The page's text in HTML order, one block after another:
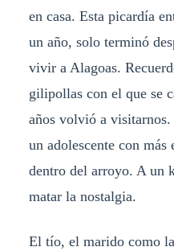
en casa. Esta picardía
un año, solo terminó
vivir a Alagoas.
gilipollas con el que se
años volvió a
un adolescente con
dentro del arroyo. A un
matar la nostalgia.
El tío, el marido como